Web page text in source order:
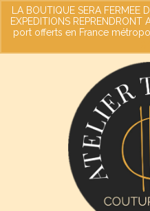
LA BOUTIQUE SERA
EXPEDITIONS
port offerts en France
Votre panier- 0,00€